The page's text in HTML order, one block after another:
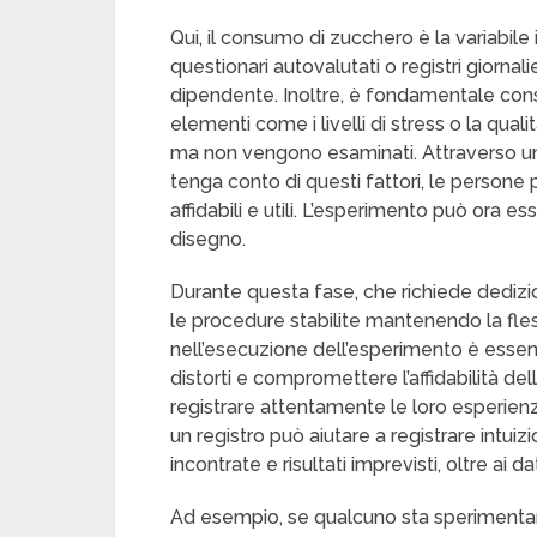
Qui, il consumo di zucchero è la
questionari autovalutati o registri
dipendente. Inoltre, è fondamentale
elementi come i livelli di stress o la
ma non vengono esaminati. Attraverso
tenga conto di questi fattori, le persone
affidabili e utili. L’esperimento può ora
disegno.
Durante questa fase, che richiede
le procedure stabilite mantenendo la
nell’esecuzione dell’esperimento è
distorti e compromettere l’affidabilità
registrare attentamente le loro
un registro può aiutare a registrare
incontrate e risultati imprevisti, oltre ai
Ad esempio, se qualcuno sta